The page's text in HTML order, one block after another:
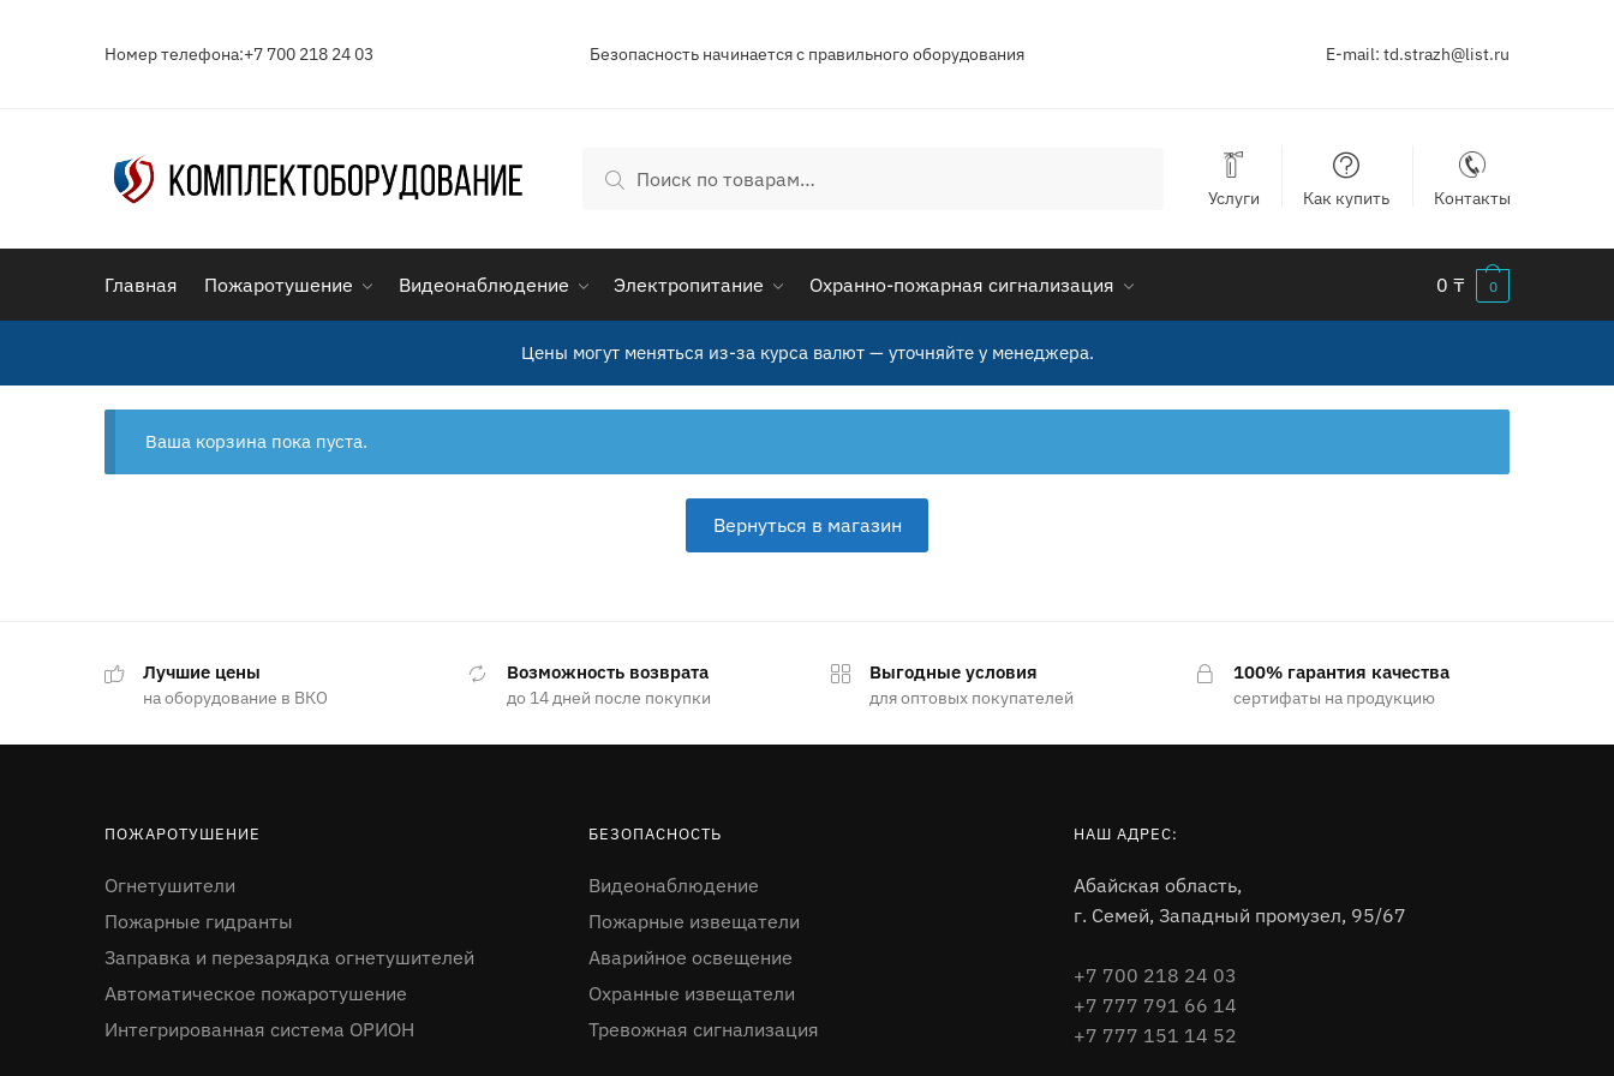
Номер телефона:+7 700 218 24 03 Безопасность начинается с правильного оборудования E-mail: td.strazh@list.ru
Поиск
Услуги Как купить Контакты
Главная Пожаротушение Видеонаблюдение Электропитание Охранно-пожарная сигнализация 0 ₸ 0
Цены могут меняться из-за курса валют — уточняйте у менеджера.
Ваша корзина пока пуста.
Вернуться в магазин
Лучшие цены
на оборудование в ВКО
Возможность возврата
до 14 дней после покупки
Выгодные условия
для оптовых покупателей
100% гарантия качества
сертифаты на продукцию
ПОЖАРОТУШЕНИЕ
Огнетушители
Пожарные гидранты
Заправка и перезарядка огнетушителей
Автоматическое пожаротушение
Интегрированная система ОРИОН
БЕЗОПАСНОСТЬ
Видеонаблюдение
Пожарные извещатели
Аварийное освещение
Охранные извещатели
Тревожная сигнализация
НАШ АДРЕС:
Абайская область,
г. Семей, Западный промузел, 95/67
+7 700 218 24 03
+7 777 791 66 14
+7 777 151 14 52